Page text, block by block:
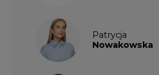
Patrycja
Nowakowska